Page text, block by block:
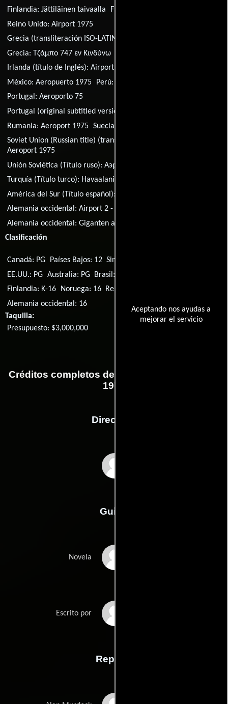
Aceptando nos ayudas a
mejorar el servicio
Finlandia:Jättiläinen taivaalla Francia:
Reino Unido:Airport 1975
Grecia (transliteración ISO-LATIN-1):
Grecia: Τζάμπο 747 εν Κινδύνω
Irlanda (título de Inglés):Airport 1975
México:Aeropuerto 1975 Perú:
Portugal:Aeroporto 75
Portugal (original subtitled version):
Rumania:Aeroport 1975 Suecia:
Soviet Union (Russian title) (transliterated ISO-LATIN-1 title):
Aeroport 1975
Unión Soviética (Título ruso):Аэропорт 1975
Turquía (Título turco): Havaalani 80
América del Sur (Título español):
Alemania occidental:Airport 2 - Giganten am Himmel
Alemania occidental:Giganten am Himmel
Clasificación
Canadá: PG Países Bajos: 12 Singapur: PG
EE.UU.: PG Australia: PG Brasil: 14
Finlandia: K-16
Noruega: 16 Reino Unido: A
Alemania occidental: 16
Taquilla:
Presupuesto: $3,000,000
Créditos completos de la película Aeropuerto
1975
Dirección
Guión
Novela
Escrito por
Reparto